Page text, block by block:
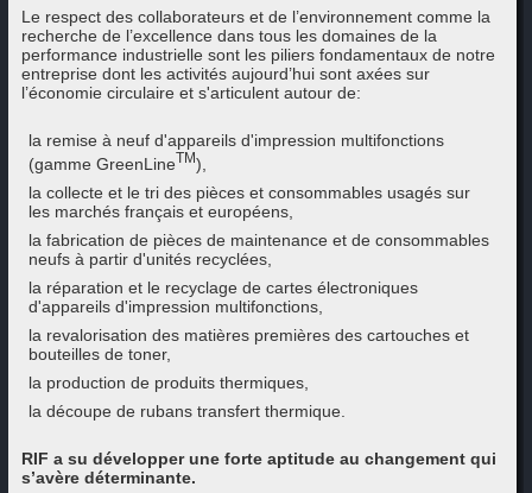
Le respect des collaborateurs et de l’environnement comme la
recherche de l’excellence dans tous les domaines de la
performance industrielle sont les piliers fondamentaux de notre
entreprise dont les activités aujourd’hui sont axées sur
l’économie circulaire et s'articulent autour de:
la remise à neuf d'appareils d'impression multifonctions
(gamme GreenLineTM),
la collecte et le tri des pièces et consommables usagés sur
les marchés français et européens,
la fabrication de pièces de maintenance et de consommables
neufs à partir d'unités recyclées,
la réparation et le recyclage de cartes électroniques
d'appareils d'impression multifonctions,
la revalorisation des matières premières des cartouches et
bouteilles de toner,
la production de produits thermiques,
la découpe de rubans transfert thermique.
RIF a su développer une forte aptitude au changement qui
s’avère déterminante.